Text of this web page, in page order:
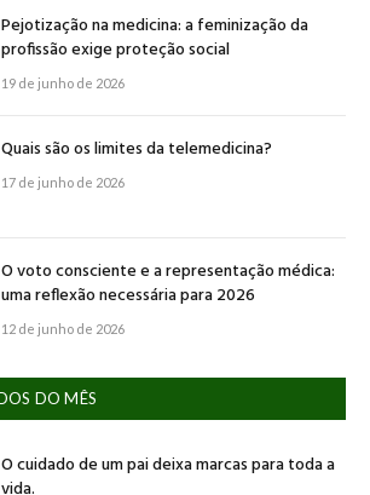
Pejotização na medicina: a feminização da
profissão exige proteção social
19 de junho de 2026
Quais são os limites da telemedicina?
17 de junho de 2026
O voto consciente e a representação médica:
uma reflexão necessária para 2026
12 de junho de 2026
DO MÊS
O cuidado de um pai deixa marcas para toda a